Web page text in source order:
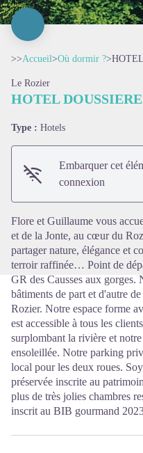
>>Accueil>Où dormir ?>
Le Rozier
HOTEL DOUSSIERE
Type : Hotels
Embarquer cet
connexion
Flore et Guillaume vous
et de la Jonte, au cœur du
partager nature, élégance et
terroir raffinée… Point de
GR des Causses aux
bâtiments de part et d'autre
Rozier. Notre espace forme
est accessible à tous les
surplombant la rivière et
ensoleillée. Notre parking
local pour les deux roues.
préservée inscrite au
plus de très jolies chambres
inscrit au BIB gourmand